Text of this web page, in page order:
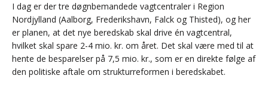
I dag er der tre døgnbemandede vagtcentraler i Region
Nordjylland (Aalborg, Frederikshavn, Falck og Thisted), og her
er planen, at det nye beredskab skal drive én vagtcentral,
hvilket skal spare 2-4 mio. kr. om året. Det skal være med til at
hente de besparelser på 7,5 mio. kr., som er en direkte følge af
den politiske aftale om strukturreformen i beredskabet.